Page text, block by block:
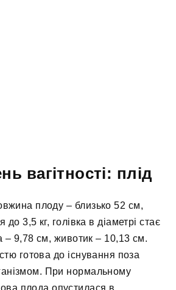
вагітності: плід
плоду – близько 52 см,
до 3,5 кг, голівка в діаметрі стає
– 9,78 см, животик – 10,13 см.
готова до існування поза
При нормальному